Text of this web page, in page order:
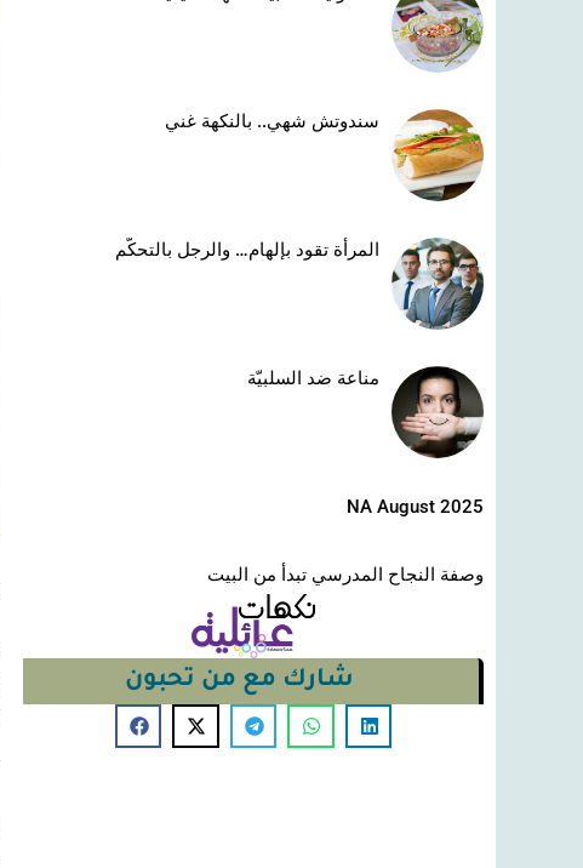
سندوتش شهي.. بالنكهة غني
المرأة تقود بإلهام… والرجل بالتحكّم
مناعة ضد السلبيّة
NA August 2025
وصفة النجاح المدرسي تبدأ من البيت
شارك مع من تحبون